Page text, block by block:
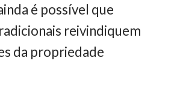
é possível que
reivindiquem
da propriedade